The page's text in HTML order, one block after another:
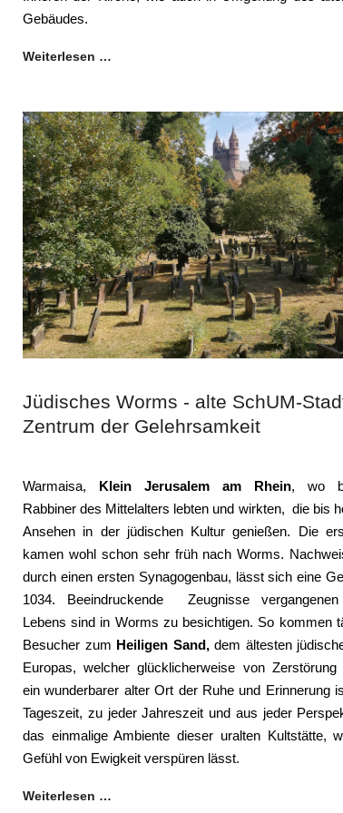
Gebäudes.
Weiterlesen …
Jüdisches Worms - alte SchUM-
Zentrum der Gelehrsamkeit
Warmaisa, Klein Jerusalem am Rhein, wo
Rabbiner des Mittelalters lebten und wirkten, die bis
Ansehen in der jüdischen Kultur genießen. Die
kamen wohl schon sehr früh nach Worms.
durch einen ersten Synagogenbau, lässt sich eine
1034. Beeindruckende Zeugnisse vergangenen
Lebens sind in Worms zu besichtigen. So kommen
Besucher zum Heiligen Sand,dem ältesten
Europas, welcher glücklicherweise von Zerstörung
ein wunderbarer alter Ort der Ruhe und Erinnerung
Tageszeit, zu jeder Jahreszeit und aus jeder
das einmalige Ambiente dieser uralten Kultstätte,
Gefühl von Ewigkeit verspüren lässt.
Weiterlesen …